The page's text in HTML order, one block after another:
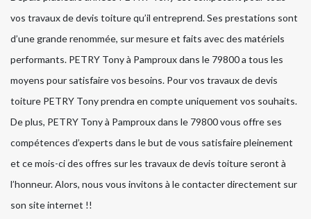
vos travaux de devis toiture qu’il entreprend. Ses prestations sont
d’une grande renommée, sur mesure et faits avec des matériels
performants. PETRY Tony à Pamproux dans le 79800 a tous les
moyens pour satisfaire vos besoins. Pour vos travaux de devis
toiture PETRY Tony prendra en compte uniquement vos souhaits.
De plus, PETRY Tony à Pamproux dans le 79800 vous offre ses
compétences d’experts dans le but de vous satisfaire pleinement
et ce mois-ci des offres sur les travaux de devis toiture seront à
l’honneur. Alors, nous vous invitons à le contacter directement sur
son site internet !!